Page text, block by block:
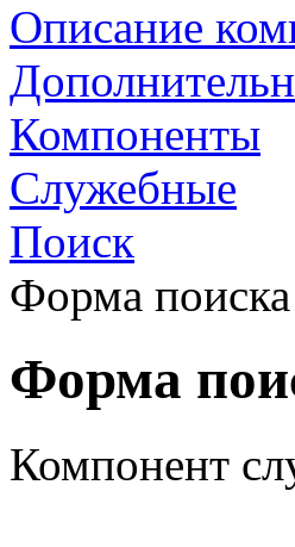
Описание
Компоненты
Служебные
Поиск
Форма поиска
Форма
Компонент